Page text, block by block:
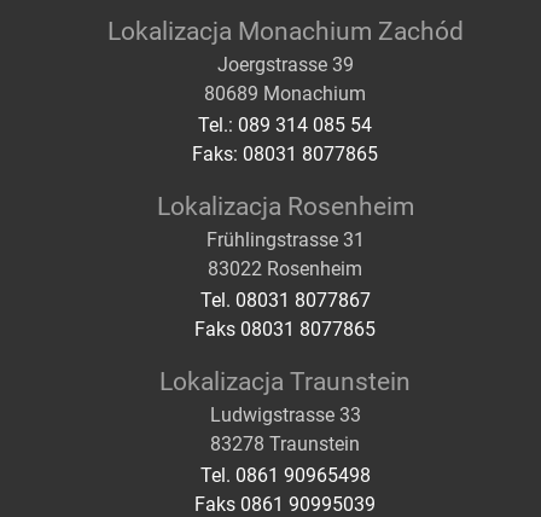
Lokalizacja Monachium Zachód
Joergstrasse 39
80689 Monachium
Tel.: 089 314 085 54
Faks: 08031 8077865
Lokalizacja Rosenheim
Frühlingstrasse 31
83022 Rosenheim
Tel. 08031 8077867
Faks 08031 8077865
Lokalizacja Traunstein
Ludwigstrasse 33
83278 Traunstein
Tel. 0861 90965498
Faks 0861 90995039